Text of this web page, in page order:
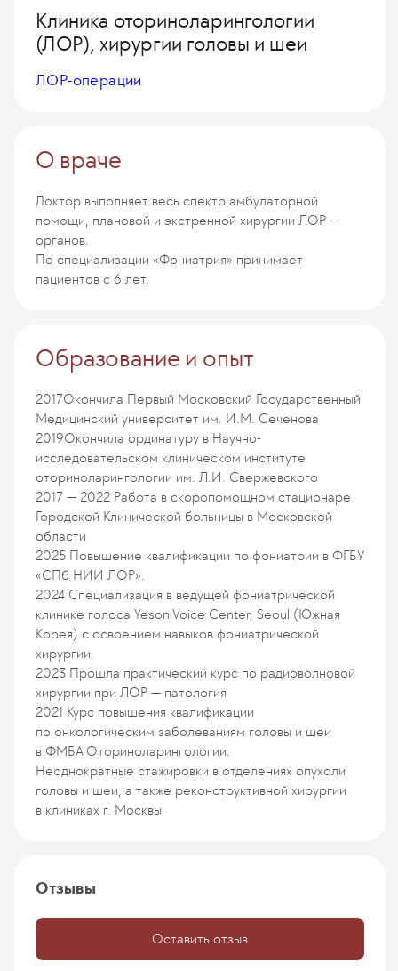
Клиника оториноларингологии
(ЛОР), хирургии головы и шеи
ЛОР-операции
О враче
Доктор выполняет весь спектр амбулаторной
помощи, плановой и экстренной хирургии ЛОР —
органов.
По специализации «Фониатрия» принимает
пациентов с 6 лет.
Образование и опыт
2017Окончила Первый Московский Государственный
Медицинский университет им. И.М. Сеченова
2019Окончила ординатуру в Научно-
исследовательском клиническом институте
оториноларингологии им. Л.И. Свержевского
2017 — 2022 Работа в скоропомощном стационаре
Городской Клинической больницы в Московской
области
2025 Повышение квалификации по фониатрии в ФГБУ
«СПб НИИ ЛОР».
2024 Специализация в ведущей фониатрической
клинике голоса Yeson Voice Center, Seoul (Южная
Корея) с освоением навыков фониатрической
хирургии.
2023 Прошла практический курс по радиоволновой
хирургии при ЛОР — патология
2021 Курс повышения квалификации
по онкологическим заболеваниям головы и шеи
в ФМБА Оториноларингологии.
Неоднократные стажировки в отделениях опухоли
головы и шеи, а также реконструктивной хирургии
в клиниках г. Москвы
Отзывы
Оставить отзыв